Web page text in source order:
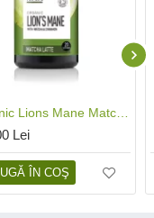
Lei
ÎN COŞ